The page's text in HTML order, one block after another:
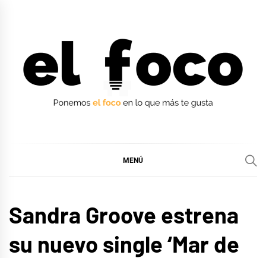
MENÚ
Sandra Groove estrena
su nuevo single ‘Mar de